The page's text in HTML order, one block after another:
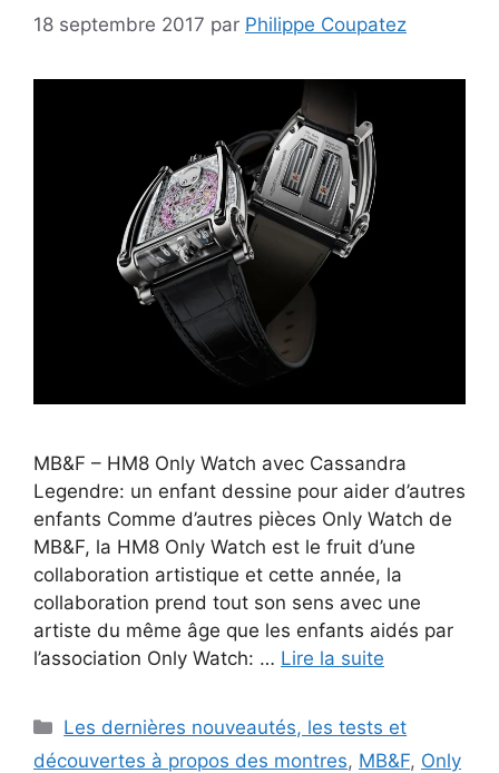
18 septembre 2017 par Philippe Coupatez
MB&F – HM8 Only Watch avec Cassandra
Legendre: un enfant dessine pour aider d’autres
enfants Comme d’autres pièces Only Watch de
MB&F, la HM8 Only Watch est le fruit d’une
collaboration artistique et cette année, la
collaboration prend tout son sens avec une
artiste du même âge que les enfants aidés par
l’association Only Watch: … Lire la suite
Catégories
Les dernières nouveautés, les tests et
découvertes à propos des montres, MB&F, Only